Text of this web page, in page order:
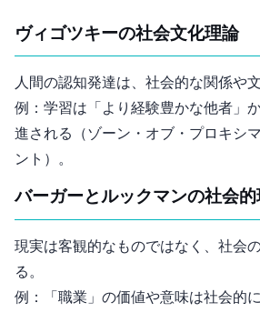
ヴィゴツキーの社会文化理論
人間の認知発達は、社会的な関係や
例：学習は「より経験豊かな他者」
進される（ゾーン・オブ・プロキシ
ント）。
バーガーとルックマンの社会
現実は客観的なものではなく、社会
る。
例：「職業」の価値や意味は社会的